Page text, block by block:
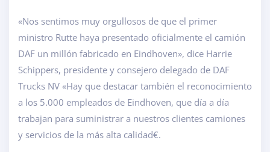
«Nos sentimos muy orgullosos de que el primer
ministro Rutte haya presentado oficialmente el camión
DAF un millón fabricado en Eindhoven», dice Harrie
Schippers, presidente y consejero delegado de DAF
Trucks NV «Hay que destacar también el reconocimiento
a los 5.000 empleados de Eindhoven, que día a día
trabajan para suministrar a nuestros clientes camiones
y servicios de la más alta calidad€.